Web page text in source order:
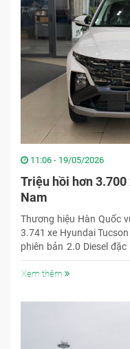
11:06 - 19/05/2026
Triệu hồi hơn
Nam
Thương hiệu Hàn Quốc
3.741 xe Hyundai
phiên bản 2.0 Diesel
đến ngày 27/1/2026.
Xem thêm